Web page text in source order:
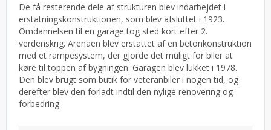
De få resterende dele af strukturen blev indarbejdet i
erstatningskonstruktionen, som blev afsluttet i 1923.
Omdannelsen til en garage tog sted kort efter 2.
verdenskrig. Arenaen blev erstattet af en betonkonstruktion
med et rampesystem, der gjorde det muligt for biler at
køre til toppen af bygningen. Garagen blev lukket i 1978.
Den blev brugt som butik for veteranbiler i nogen tid, og
derefter blev den forladt indtil den nylige renovering og
forbedring.